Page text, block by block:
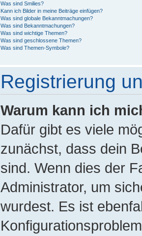
Was sind Smilies?
Kann ich Bilder in meine Beiträge einfügen?
Was sind globale Bekanntmachungen?
Was sind Bekanntmachungen?
Was sind wichtige Themen?
Was sind geschlossene Themen?
Was sind Themen-Symbole?
Registrierung
Warum kann ich
Dafür gibt es viele
zunächst, dass dein
sind. Wenn dies der
Administrator, um
wurdest. Es ist